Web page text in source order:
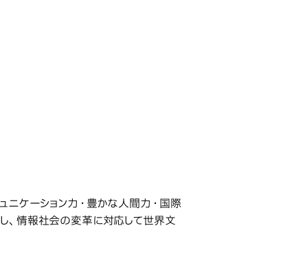
ケーション力・豊かな人間力・国際
、情報社会の変革に対応して世界文